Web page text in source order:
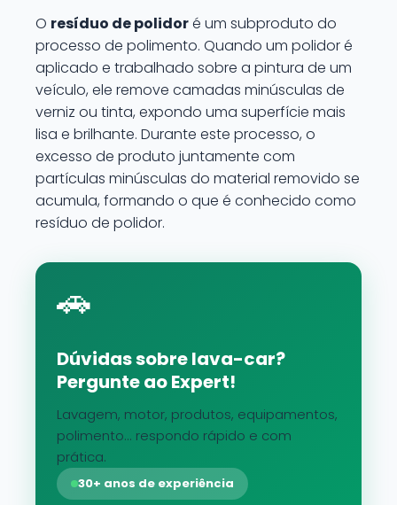
O resíduo de polidoré um subproduto do
processo de polimento. Quando um polidor é
aplicado e trabalhado sobre a pintura de um
veículo, ele remove camadas minúsculas de
verniz ou tinta, expondo uma superfície mais
lisa e brilhante. Durante este processo, o
excesso de produto juntamente com
partículas minúsculas do material removido se
acumula, formando o que é conhecido como
resíduo de polidor.
🚗
Dúvidas sobre lava-car?
Pergunte ao Expert!
Lavagem, motor, produtos, equipamentos,
polimento... respondo rápido e com
prática.
30+ anos de experiência